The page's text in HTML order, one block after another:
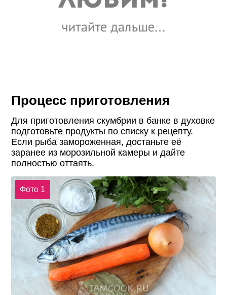
Процесс приготовления
Для приготовления скумбрии в банке в духовке
подготовьте продукты по списку к рецепту.
Если рыба замороженная, достаньте её
заранее из морозильной камеры и дайте
полностью оттаять.
Фото 1